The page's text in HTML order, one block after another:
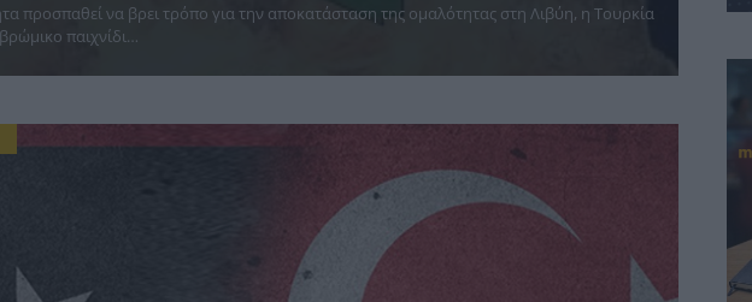
προσπαθεί να βρει τρόπο για την αποκατάσταση της ομαλότητας στη Λιβύη, η Τουρκία
βρώμικο παιχνίδι…